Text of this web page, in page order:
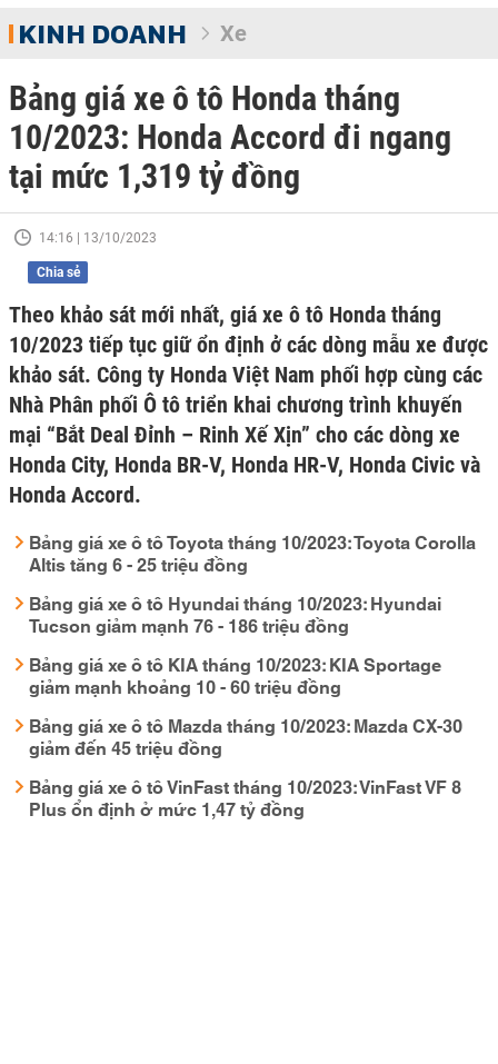
KINH DOANH Xe
Bảng giá xe ô tô Honda tháng
10/2023: Honda Accord đi ngang
tại mức 1,319 tỷ đồng
14:16 | 13/10/2023
Chia sẻ
Theo khảo sát mới nhất, giá xe ô tô Honda tháng
10/2023 tiếp tục giữ ổn định ở các dòng mẫu xe được
khảo sát. Công ty Honda Việt Nam phối hợp cùng các
Nhà Phân phối Ô tô triển khai chương trình khuyến
mại “Bắt Deal Đỉnh – Rinh Xế Xịn” cho các dòng xe
Honda City, Honda BR-V, Honda HR-V, Honda Civic và
Honda Accord.
Bảng giá xe ô tô Toyota tháng 10/2023: Toyota Corolla
Altis tăng 6 - 25 triệu đồng
Bảng giá xe ô tô Hyundai tháng 10/2023: Hyundai
Tucson giảm mạnh 76 - 186 triệu đồng
Bảng giá xe ô tô KIA tháng 10/2023: KIA Sportage
giảm mạnh khoảng 10 - 60 triệu đồng
Bảng giá xe ô tô Mazda tháng 10/2023: Mazda CX-30
giảm đến 45 triệu đồng
Bảng giá xe ô tô VinFast tháng 10/2023: VinFast VF 8
Plus ổn định ở mức 1,47 tỷ đồng